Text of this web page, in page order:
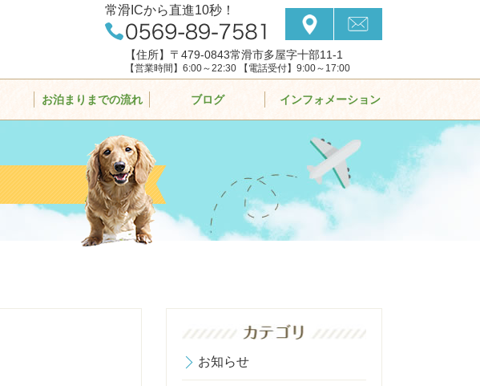
常滑ICから直進10秒！
【住所】〒479-0843常滑市多屋字十部11-1
【営業時間】6:00～22:30 【電話受付】9:00～17:00
お泊まりまでの流れ ブログ インフォメーション
お知らせ